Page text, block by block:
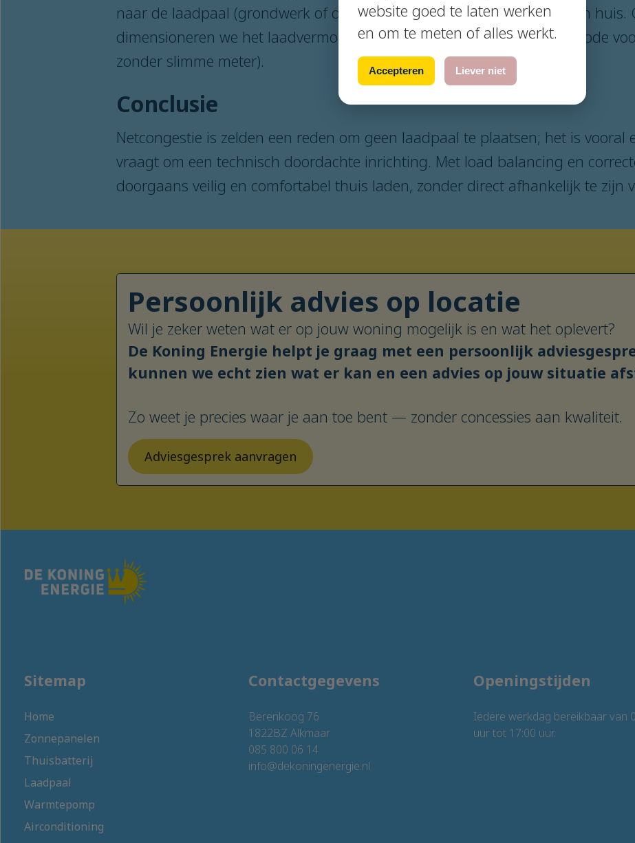
naar de laadpaal (grondwerk of doorvoer), en het gelijktijdig verbruik in huis.
dimensioneren we het laadvermogen en kiezen we de juiste meetmethode
zonder slimme meter).
Conclusie
Netcongestie is zelden een reden om geen laadpaal te plaatsen; het is vooral
vraagt om een technisch doordachte inrichting. Met load balancing en
doorgaans veilig en comfortabel thuis laden, zonder direct afhankelijk te zijn
Persoonlijk advies op locatie
Wil je zeker weten wat er op jouw woning mogelijk is en wat het oplevert?
De Koning Energie helpt je graag met een persoonlijk
kunnen we echt zien wat er kan en een advies op jouw situatie
Zo weet je precies waar je aan toe bent — zonder concessies aan kwaliteit.
Adviesgesprek aanvragen
Sitemap
Home
Zonnepanelen
Thuisbatterij
Laadpaal
Warmtepomp
Airconditioning
Contactgegevens
Berenkoog 76
1822BZ Alkmaar
085 800 06 14
info@dekoningenergie.nl
Openingstijden
Iedere werkdag bereikbaar van
uur tot 17:00 uur.
website goed te laten werken
en om te meten of alles werkt.
Accepteren Liever niet